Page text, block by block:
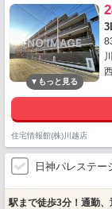
住宅情報館(株)川越店
日神パレステー
駅まで徒歩3分！通勤